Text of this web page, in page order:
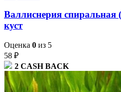
Валлиснерия спиральная
куст
Оценка 0 из 5
58 ₽
2 CASH BACK